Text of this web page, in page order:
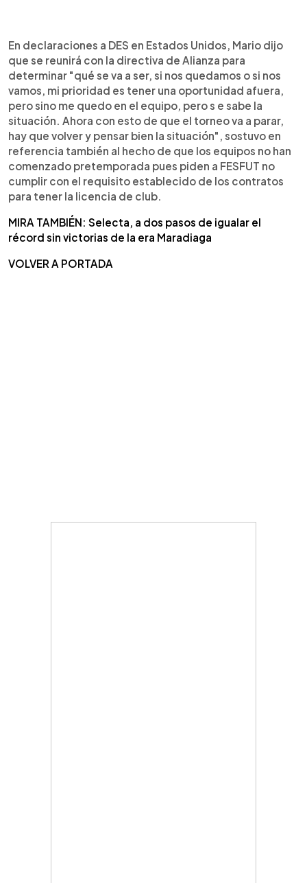
En declaraciones a DES en Estados Unidos, Mario dijo
que se reunirá con la directiva de Alianza para
determinar "qué se va a ser, si nos quedamos o si nos
vamos, mi prioridad es tener una oportunidad afuera,
pero sino me quedo en el equipo, pero s e sabe la
situación. Ahora con esto de que el torneo va a parar,
hay que volver y pensar bien la situación", sostuvo en
referencia también al hecho de que los equipos no han
comenzado pretemporada pues piden a FESFUT no
cumplir con el requisito establecido de los contratos
para tener la licencia de club.
MIRA TAMBIÉN: Selecta, a dos pasos de igualar el
récord sin victorias de la era Maradiaga
VOLVER A PORTADA